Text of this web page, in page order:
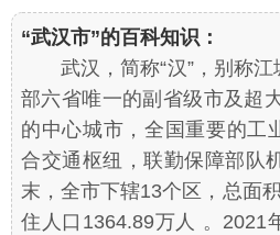
“武汉市”的百科知识：
武汉，简称“汉”，别称
部六省唯一的副省级市及超
的中心城市，全国重要的工
合交通枢纽，联勤保障部队
末，全市下辖13个区，总面
住人口1364.89万人 。2021